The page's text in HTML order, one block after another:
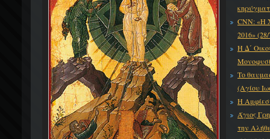
CNN: «Η
2016»
Η Δ΄
Το
(Αγίου
Η
Άγιος
την